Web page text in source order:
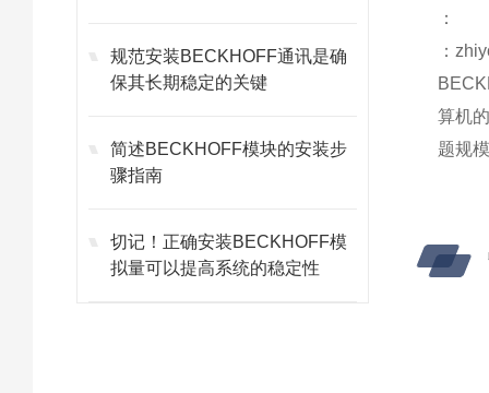
规范安装BECKHOFF通讯是确
保其长期稳定的关键
简述BECKHOFF模块的安装步
骤指南
切记！正确安装BECKHOFF模
拟量可以提高系统的稳定性
：
：
算机
题规